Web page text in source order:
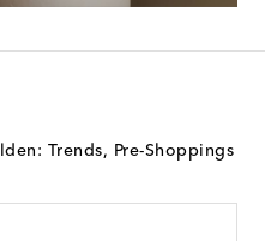
Trends, Pre-Shoppings